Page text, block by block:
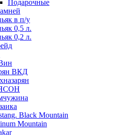
Подарочные
в п/у
0,5 л.
0,2 л.
ВКД
Black Mountain
Mountain